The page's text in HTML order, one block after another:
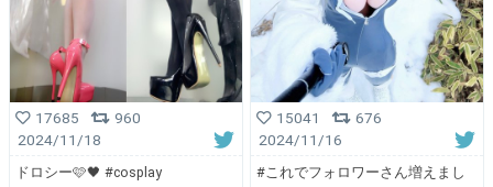
17685
960
2024/11/18
ドロシー🩷🖤 #cosplay
15041
676
2024/11/16
#これでフォロワーさん増えまし